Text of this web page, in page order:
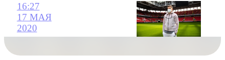
16:27
17 МАЯ
2020